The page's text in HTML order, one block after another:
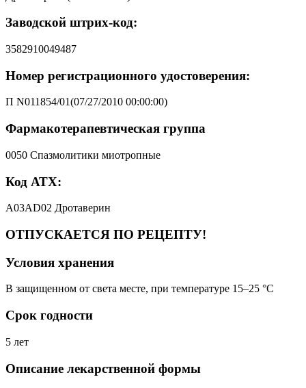
Заводской штрих-код:
3582910049487
Номер регистрационного удостоверения:
П N011854/01(07/27/2010 00:00:00)
Фармакотерапевтическая группа
0050 Спазмолитики миотропные
Код АТХ:
A03AD02 Дротаверин
ОТПУСКАЕТСЯ ПО РЕЦЕПТУ!
Условия хранения
В защищенном от света месте, при температуре 15–25 °C
Срок годности
5 лет
Описание лекарственной формы